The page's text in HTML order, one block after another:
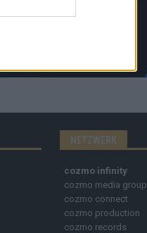
NETZWERK
cozmo infinity
cozmo media group
cozmo connect
cozmo production
cozmo records